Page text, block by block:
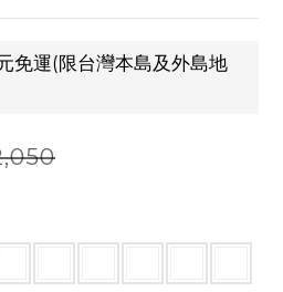
免運(限台灣本島及外島地